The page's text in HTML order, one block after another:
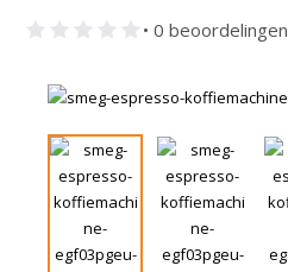
• 0 beoordelingen